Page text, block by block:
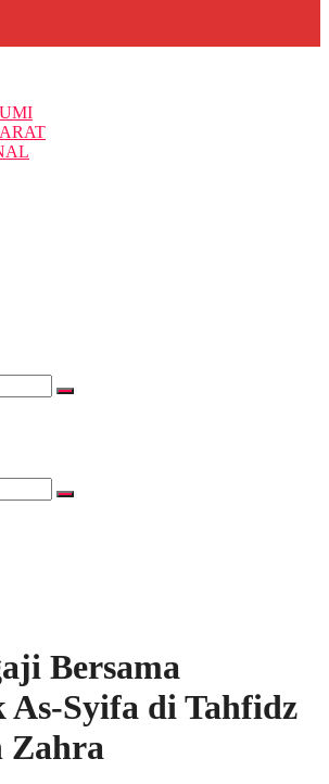
Bersama
As-Syifa di Tahfidz
Zahra